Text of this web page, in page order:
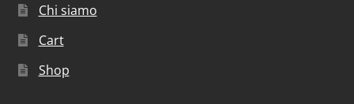
Chi siamo
Cart
Shop